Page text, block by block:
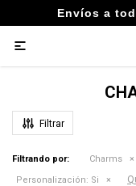
Envíos a

Filtrando por: Charms
Personalización: Si